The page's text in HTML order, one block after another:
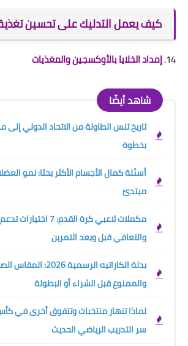
كيف يعمل التدليك على تحسين
14. إمداد الخلايا بالأوكسجين والمغذيات
شاهد أيضًا
تاريخ تنس الطاولة من الاتحاد الدولي
بخطوة
أسئلة كمال الأجسام الأكثر بحثا: نمو
مبتدئ
مكملات لاعبي كرة القدم: 7
والتعافي قبل وبعد التمرين
بدلة الكاراتيه
والممنوع قبل الشراء أو البطولة
سر التدريب الرياضي الحديث